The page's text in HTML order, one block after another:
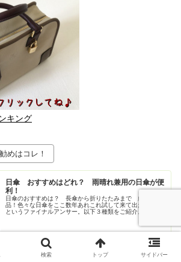
キング
めはコレ！
日傘 おすすめはどれ？ 雨晴れ兼用の日傘が便
利！
日傘のおすすめは？ 長傘から折りたたみまで 厳選３
品！色々な日傘をここ数年あれこれ試して来て出た結論。
というファイナルアンサー。以下３種類をご紹介。①とに
検索 トップ サイドバー